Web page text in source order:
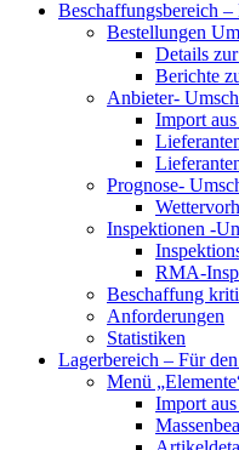
Beschaffungsbereich
Bestellungen
Details
Berichte
Anbieter-
Import
Prognose-
Inspektionen -
RMA-
Beschaffung
Anforderungen
Statistiken
Lagerbereich – Für
Menü
Import